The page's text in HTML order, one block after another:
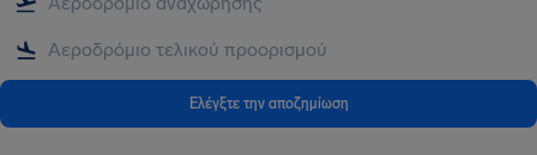
Ελέγξτε την αποζημίωση